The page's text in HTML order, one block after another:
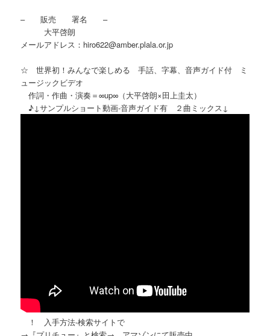
– 販売 署名 –
大平啓朗
メールアドレス：hiro622@amber.plala.or.jp
☆ 世界初！みんなで楽しめる 手話、字幕、音声ガイド付 ミ
ュージックビデオ
作詞・作曲・演奏＝∞up∞（大平啓朗×田上圭太）
♪↓サンプルショート動画-音声ガイド有 ２曲ミックス↓
！ 入手方法-検索サイトで